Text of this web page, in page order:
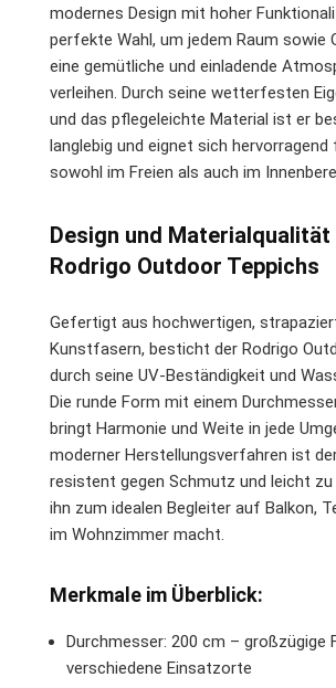
modernes Design mit hoher
perfekte Wahl, um jedem Raum sowie
eine gemütliche und einladende
verleihen. Durch seine wetterfesten
und das pflegeleichte Material ist er
langlebig und eignet sich hervorragend
sowohl im Freien als auch im
Design und Materialqualität
Rodrigo Outdoor Teppichs
Gefertigt aus hochwertigen,
Kunstfasern, besticht der Rodrigo
durch seine UV-Beständigkeit und
Die runde Form mit einem
bringt Harmonie und Weite in jede
moderner Herstellungsverfahren ist
resistent gegen Schmutz und leicht zu
ihn zum idealen Begleiter auf Balkon,
im Wohnzimmer macht.
Merkmale im Überblick:
Durchmesser: 200 cm – großzügige
verschiedene Einsatzorte